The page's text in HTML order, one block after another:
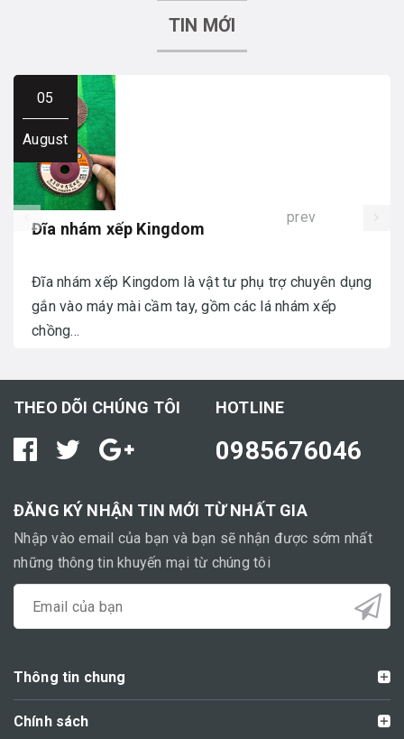
TIN MỚI
05
August
Đĩa nhám xếp Kingdom
Đĩa nhám xếp Kingdom là vật tư phụ trợ chuyên dụng
gắn vào máy mài cầm tay, gồm các lá nhám xếp
chồng...
prev
THEO DÕI CHÚNG TÔI HOTLINE
0985676046
ĐĂNG KÝ NHẬN TIN MỚI TỪ NHẤT GIA
Nhập vào email của bạn và bạn sẽ nhận được sớm nhất
những thông tin khuyến mại từ chúng tôi
Thông tin chung
Chính sách